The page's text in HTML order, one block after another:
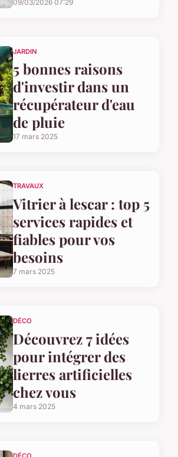
09/03/2026 07:29
JARDIN
5 bonnes raisons
d'investir dans un
récupérateur d'eau
de pluie
17 mars 2025
TRAVAUX
Vitrier à lescar : top 5
services rapides et
fiables pour vos
besoins
7 mars 2025
DÉCO
Découvrez 7 idées
pour intégrer des
lierres artificielles
chez vous
4 mars 2025